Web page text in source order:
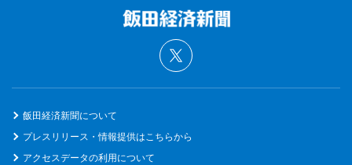
飯田経済新聞について
プレスリリース・情報提供はこちらから
アクセスデータの利用について